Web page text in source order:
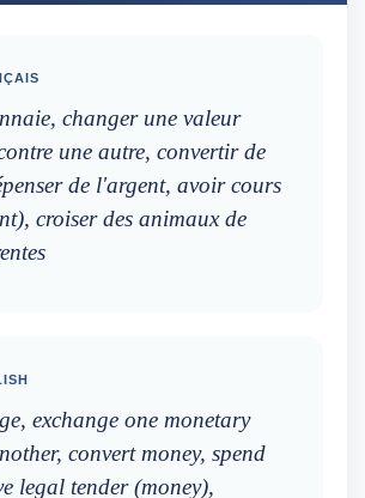
changer une valeur
une autre, convertir de
de l'argent, avoir cours
croiser des animaux de
exchange one monetary
convert money, spend
legal tender (money),